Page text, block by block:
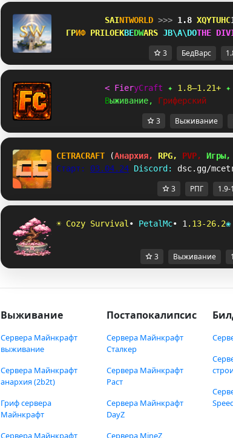
SAINTWORLD >>> 1.8 P]L\SUX
ГРИФ @@POQ\ABEDWARS _NXFOPBTHE DIV
3 БедВарс
< Fi eryCraft ✦ 1.8–1.21+
Выживание, Гриферский
3 Выживание
CETRACRAFT (Анархия, RPG, PVP, Игры,
Старт: 03.04.24 Discord: dsc.gg/
3 РПГ 1.9-
☀ Cozy Survival • PetalMc• 1 . 13-26. 2❀
3 Выживание
Выживание
Сервера Майнкрафт
выживание
Сервера Майнкрафт
анархия (2b2t)
Гриф сервера
Майнкрафт
Сервера Майнкрафт
Постапокалипсис
Сервера Майнкрафт
Сталкер
Сервера Майнкрафт
Раст
Сервера Майнкрафт
DayZ
Сервера MineZ